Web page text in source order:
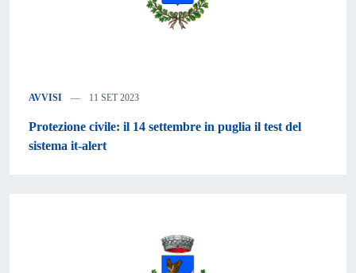
AVVISI 11 SET 2023
Protezione civile: il 14 settembre in puglia il test del
sistema it-alert